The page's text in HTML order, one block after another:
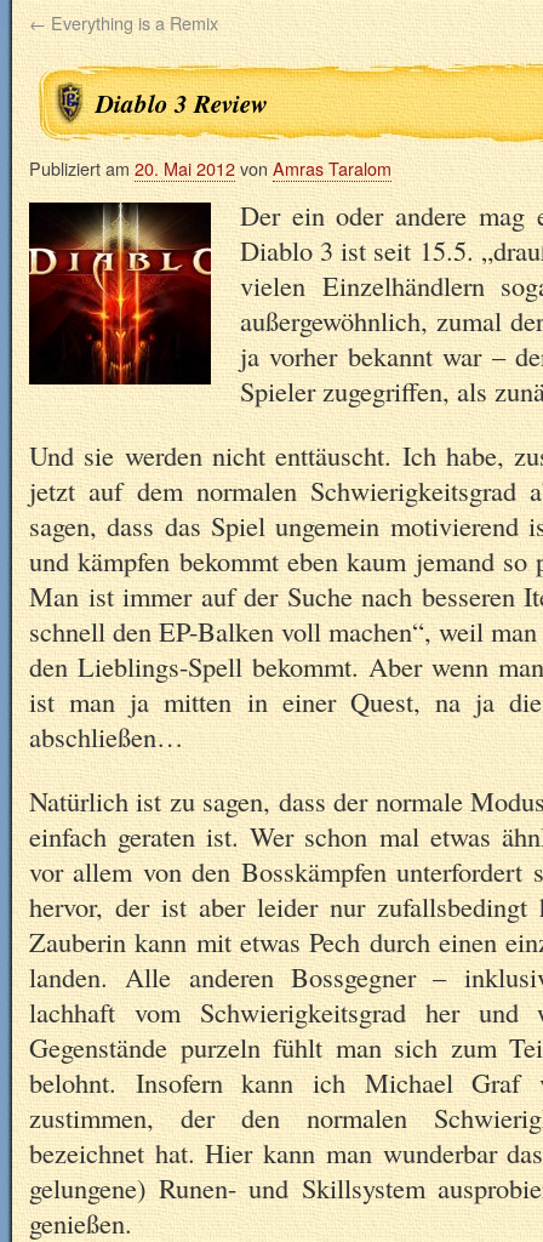
← Everything is a Remix
Diablo 3 Review
Publiziert am 20. Mai 2012von Amras Taralom
Der ein oder andere mag
Diablo 3 ist seit 15.5.
vielen Einzelhändlern
außergewöhnlich, zumal
ja vorher bekannt war –
Spieler zugegriffen, als
Und sie werden nicht enttäuscht. Ich habe,
jetzt auf dem normalen Schwierigkeitsgrad
sagen, dass das Spiel ungemein motivierend
und kämpfen bekommt eben kaum jemand
Man ist immer auf der Suche nach besseren
schnell den EP-Balken voll machen“, weil
den Lieblings-Spell bekommt. Aber wenn
ist man ja mitten in einer Quest, na ja
abschließen…
Natürlich ist zu sagen, dass der normale
einfach geraten ist. Wer schon mal etwas
vor allem von den Bosskämpfen
hervor, der ist aber leider nur zufallsbedingt
Zauberin kann mit etwas Pech durch einen
landen. Alle anderen Bossgegner –
lachhaft vom Schwierigkeitsgrad her und
Gegenstände purzeln fühlt man sich zum
belohnt. Insofern kann ich Michael Graf
zustimmen, der den normalen
bezeichnet hat. Hier kann man wunderbar
gelungene) Runen- und Skillsystem
genießen.